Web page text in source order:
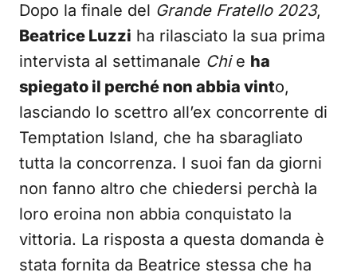
Dopo la finale del Grande Fratello 2023,
Beatrice Luzzi ha rilasciato la sua prima
intervista al settimanale Chi e ha
spiegato il perché non abbia vinto,
lasciando lo scettro all’ex concorrente di
Temptation Island, che ha sbaragliato
tutta la concorrenza. I suoi fan da giorni
non fanno altro che chiedersi perchà la
loro eroina non abbia conquistato la
vittoria. La risposta a questa domanda è
stata fornita da Beatrice stessa che ha